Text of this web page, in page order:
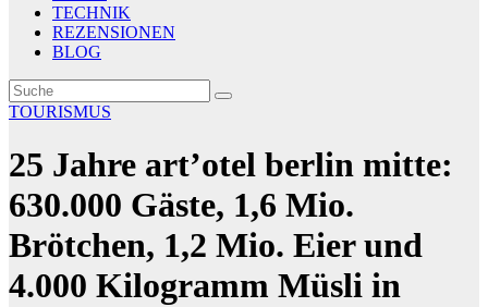
TECHNIK
REZENSIONEN
BLOG
TOURISMUS
25 Jahre art’otel berlin mitte:
630.000 Gäste, 1,6 Mio.
Brötchen, 1,2 Mio. Eier und
4.000 Kilogramm Müsli in